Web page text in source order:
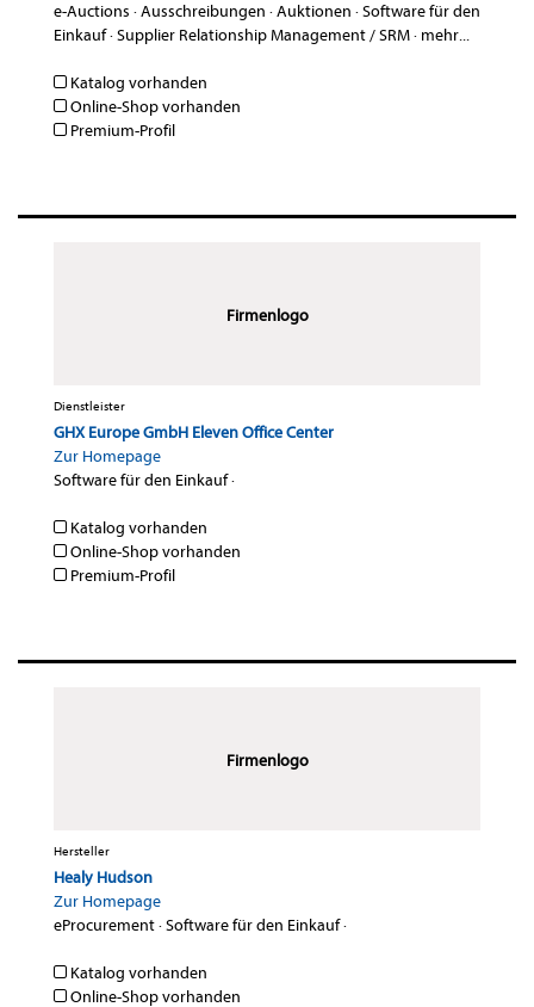
e-Auctions ·Ausschreibungen ·Auktionen ·Software für den
Einkauf·Supplier Relationship Management / SRM· mehr...
Katalog vorhanden
Online-Shop vorhanden
Premium-Profil
Firmenlogo
Dienstleister
GHX Europe GmbH Eleven Office Center
Zur Homepage
Software für den Einkauf·
Katalog vorhanden
Online-Shop vorhanden
Premium-Profil
Firmenlogo
Hersteller
Healy Hudson
Zur Homepage
eProcurement·Software für den Einkauf·
Katalog vorhanden
Online-Shop vorhanden